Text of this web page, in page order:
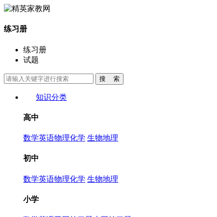
练习册
练习册
试题
知识分类
高中
数学英语物理化学 生物地理
初中
数学英语物理化学 生物地理
小学